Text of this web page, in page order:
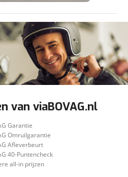
van viaBOVAG.nl
Garantie
Omruilgarantie
Afleverbeurt
40-Puntencheck
all-in prijzen